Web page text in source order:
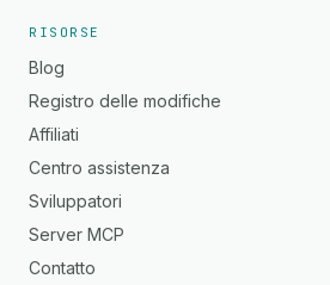
RISORSE
Blog
Registro delle modifiche
Affiliati
Centro assistenza
Sviluppatori
Server MCP
Contatto